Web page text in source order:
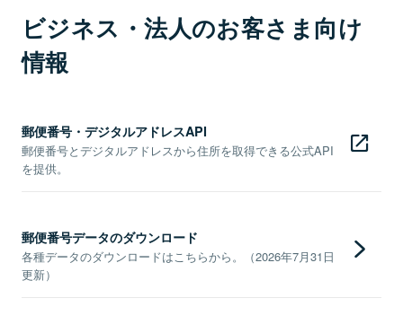
ビジネス・法人のお客さま向け
情報
郵便番号・デジタルアドレスAPI
郵便番号とデジタルアドレスから住所を取得できる公式API
を提供。
郵便番号データのダウンロード
各種データのダウンロードはこちらから。（2026年7月31日
更新）